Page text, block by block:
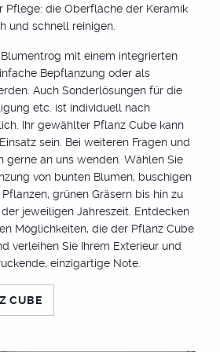
Pflege: die Oberfläche der Keramik
und schnell reinigen.
mit einem integrierten
Bepflanzung oder als
Auch Sonderlösungen für die
etc. ist individuell nach
Ihr gewählter Pflanz Cube kann
sein. Bei weiteren Fragen und
gerne an uns wenden. Wählen Sie
von bunten Blumen, buschigen
grünen Gräsern bis hin zu
jeweiligen Jahreszeit. Entdecken
Möglichkeiten, die der Pflanz Cube
verleihen Sie Ihrem Exterieur und
einzigartige Note.
CUBE